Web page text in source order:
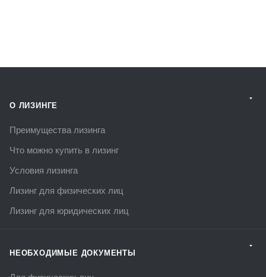
О ЛИЗИНГЕ
Преимущества лизинга
Что можно купить в лизинг
Условия лизинга
Лизинг для физических лиц
Лизинг для юридических лиц
НЕОБХОДИМЫЕ ДОКУМЕНТЫ